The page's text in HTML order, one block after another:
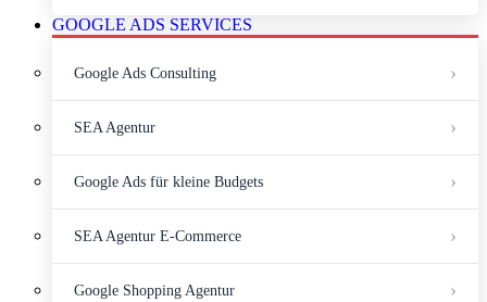
GOOGLE ADS SERVICES
Google Ads Consulting
SEA Agentur
Google Ads für kleine Budgets
SEA Agentur E-Commerce
Google Shopping Agentur